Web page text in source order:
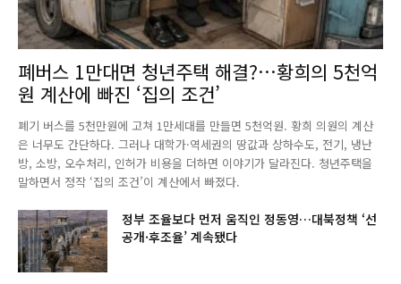
폐버스 1만대면 청년주택 해결?…황희의 5천억
원 계산에 빠진 ‘집의 조건’
폐기 버스를 5천만원에 고쳐 1만세대를 만들면 5천억원. 황희 의원의 계산
은 너무도 간단하다. 그러나 대학가·역세권의 땅값과 상하수도, 전기, 냉난
방, 소방, 오수처리, 인허가 비용을 더하면 이야기가 달라진다. 청년주택을
말하면서 정작 ‘집의 조건’이 계산에서 빠졌다.
정부 조율보다 먼저 움직인 정동영…대북정책 ‘선
공개·후조율’ 계속됐다